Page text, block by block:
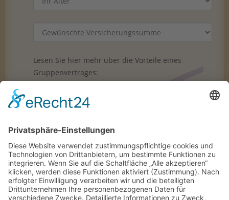
Lesen Sie hier mehr über die Vorteile eines
Gruppenvertrages:
einer Bestattungsvorsorge in Leiferde oder
Gifhorn